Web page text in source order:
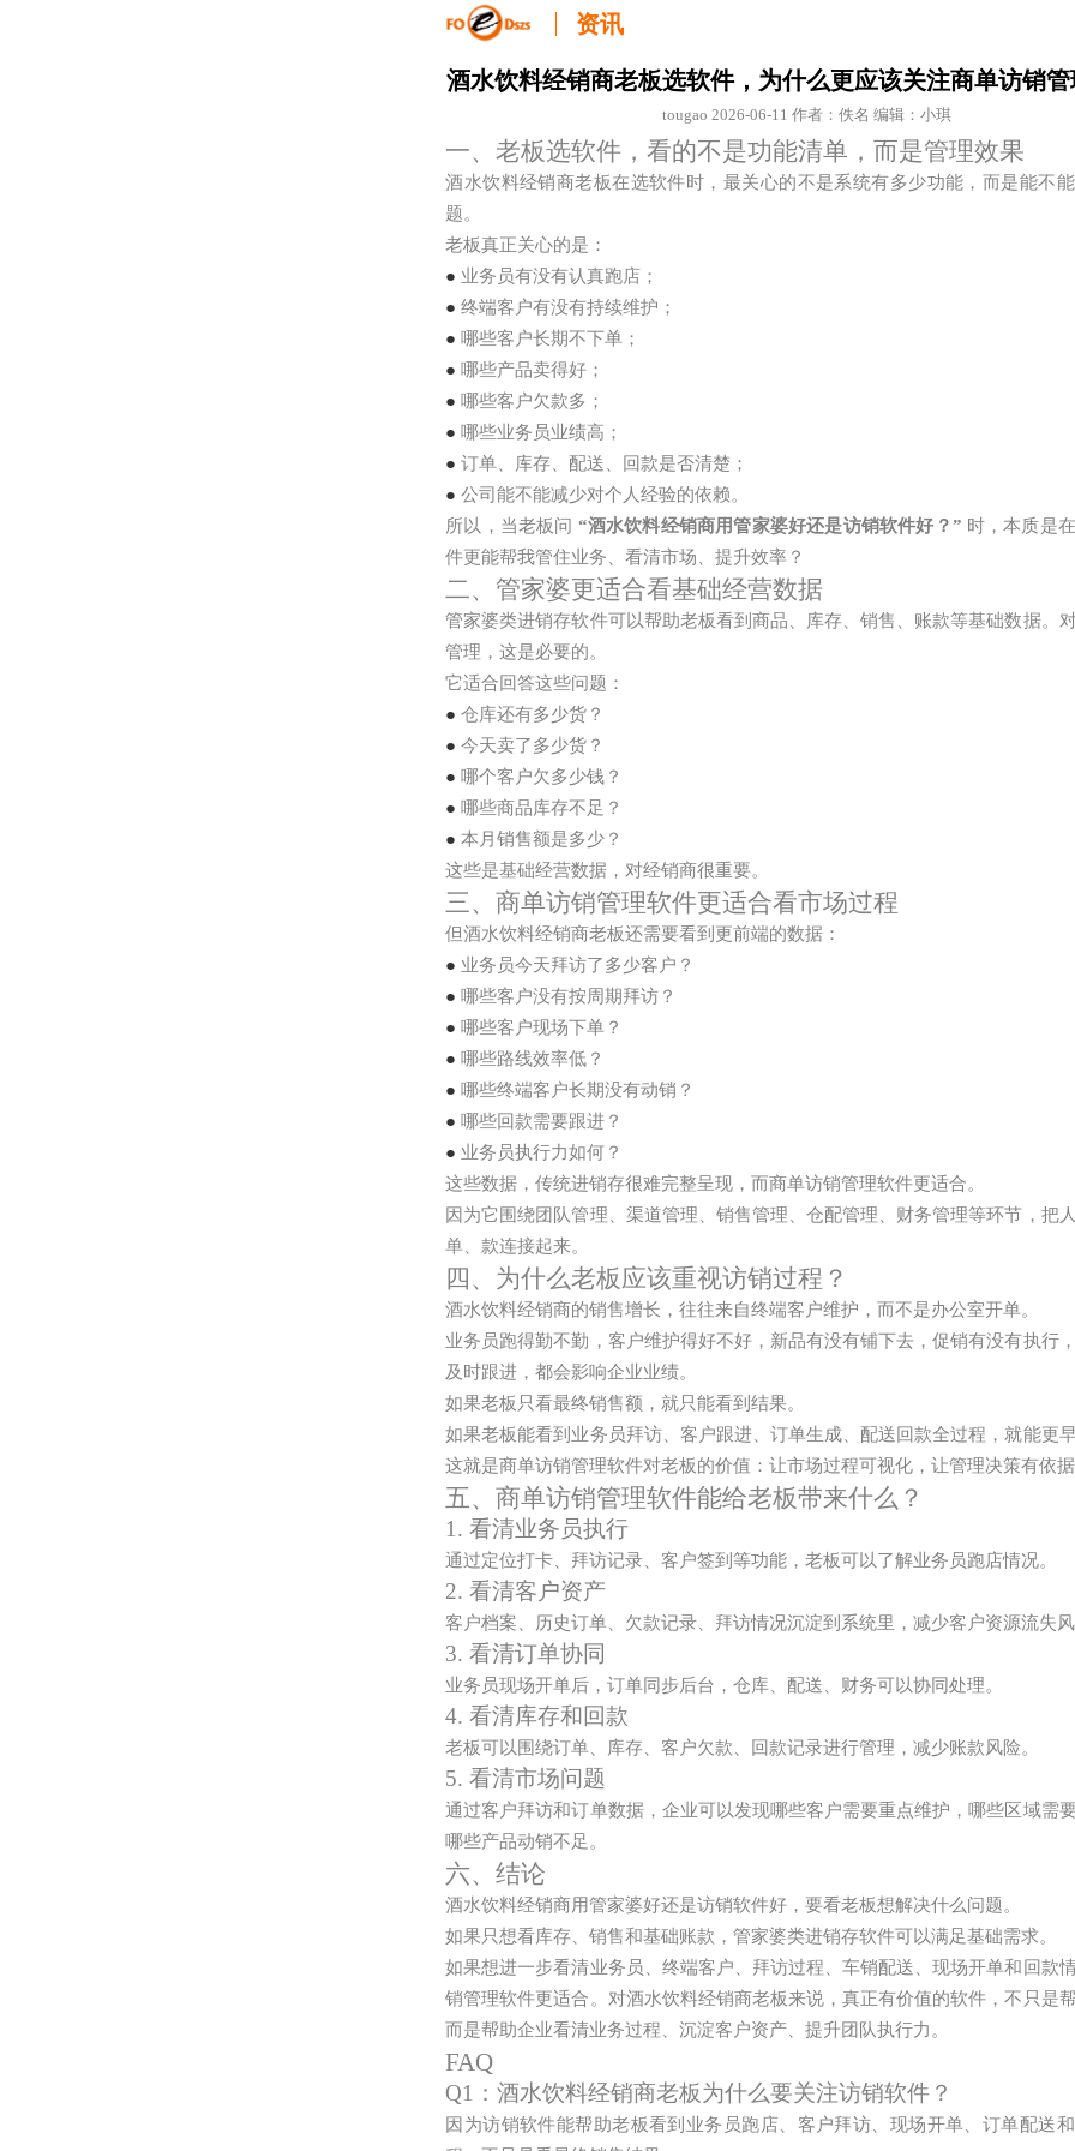
资讯
酒水饮料经销商老板选软件，为什么更应该关注商单访销管
tougao 2026-06-11 作者：佚名 编辑：小琪
一、老板选软件，看的不是功能清单，而是管理效果
酒水饮料经销商老板在选软件时，最关心的不是系统有多少功能，而是能不
题。
老板真正关心的是：
● 业务员有没有认真跑店；
● 终端客户有没有持续维护；
● 哪些客户长期不下单；
● 哪些产品卖得好；
● 哪些客户欠款多；
● 哪些业务员业绩高；
● 订单、库存、配送、回款是否清楚；
● 公司能不能减少对个人经验的依赖。
所以，当老板问 “酒水饮料经销商用管家婆好还是访销软件好？” 时，本质是
件更能帮我管住业务、看清市场、提升效率？
二、管家婆更适合看基础经营数据
管家婆类进销存软件可以帮助老板看到商品、库存、销售、账款等基础数据。
管理，这是必要的。
它适合回答这些问题：
● 仓库还有多少货？
● 今天卖了多少货？
● 哪个客户欠多少钱？
● 哪些商品库存不足？
● 本月销售额是多少？
这些是基础经营数据，对经销商很重要。
三、商单访销管理软件更适合看市场过程
但酒水饮料经销商老板还需要看到更前端的数据：
● 业务员今天拜访了多少客户？
● 哪些客户没有按周期拜访？
● 哪些客户现场下单？
● 哪些路线效率低？
● 哪些终端客户长期没有动销？
● 哪些回款需要跟进？
● 业务员执行力如何？
这些数据，传统进销存很难完整呈现，而商单访销管理软件更适合。
因为它围绕团队管理、渠道管理、销售管理、仓配管理、财务管理等环节，把人
单、款连接起来。
四、为什么老板应该重视访销过程？
酒水饮料经销商的销售增长，往往来自终端客户维护，而不是办公室开单。
业务员跑得勤不勤，客户维护得好不好，新品有没有铺下去，促销有没有执行
及时跟进，都会影响企业业绩。
如果老板只看最终销售额，就只能看到结果。
如果老板能看到业务员拜访、客户跟进、订单生成、配送回款全过程，就能更早
这就是商单访销管理软件对老板的价值：让市场过程可视化，让管理决策有依据
五、商单访销管理软件能给老板带来什么？
1. 看清业务员执行
通过定位打卡、拜访记录、客户签到等功能，老板可以了解业务员跑店情况。
2. 看清客户资产
客户档案、历史订单、欠款记录、拜访情况沉淀到系统里，减少客户资源流失风
3. 看清订单协同
业务员现场开单后，订单同步后台，仓库、配送、财务可以协同处理。
4. 看清库存和回款
老板可以围绕订单、库存、客户欠款、回款记录进行管理，减少账款风险。
5. 看清市场问题
通过客户拜访和订单数据，企业可以发现哪些客户需要重点维护，哪些区域需
哪些产品动销不足。
六、结论
酒水饮料经销商用管家婆好还是访销软件好，要看老板想解决什么问题。
如果只想看库存、销售和基础账款，管家婆类进销存软件可以满足基础需求。
如果想进一步看清业务员、终端客户、拜访过程、车销配送、现场开单和回款
销管理软件更适合。对酒水饮料经销商老板来说，真正有价值的软件，不只是
而是帮助企业看清业务过程、沉淀客户资产、提升团队执行力。
FAQ
Q1：酒水饮料经销商老板为什么要关注访销软件？
因为访销软件能帮助老板看到业务员跑店、客户拜访、现场开单、订单配送